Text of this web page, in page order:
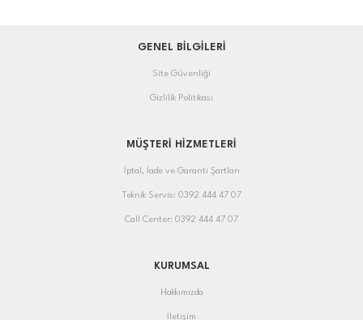
GENEL BİLGİLERİ
Site Güvenliği
Gizlilik Politikası
MÜŞTERİ HİZMETLERİ
İptal, İade ve Garanti Şartları
Teknik Servis: 0392 444 47 07
Call Center: 0392 444 47 07
KURUMSAL
Hakkımızda
İletişim